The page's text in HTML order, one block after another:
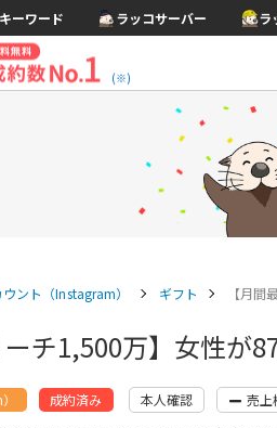
ーワード ラッコサーバー ラ
(※)
ント（Instagram） ギフト 【月
ーチ1,500万】女性が
成約済み 本人確認 売上